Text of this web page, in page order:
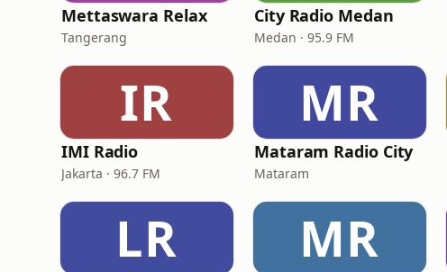
Mettaswara Relax
Tangerang
City Radio Medan
Medan · 95.9 FM
IR
IMI Radio
Jakarta · 96.7 FM
MR
Mataram Radio City
Mataram
LR MR